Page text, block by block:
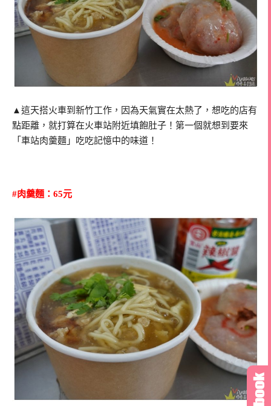
▲這天搭火車到新竹工作，因為天氣實在太熱了，想吃的店有
點距離，就打算在火車站附近填飽肚子！第一個就想到要來
「車站肉羹麵」吃吃記憶中的味道！
#肉羹麵：65元